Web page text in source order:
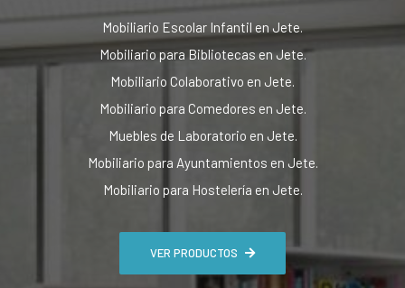
Mobiliario Escolar Infantil en Jete.
Mobiliario para Bibliotecas en Jete.
Mobiliario Colaborativo en Jete.
Mobiliario para Comedores en Jete.
Muebles de Laboratorio en Jete.
Mobiliario para Ayuntamientos en Jete.
Mobiliario para Hostelería en Jete.
VER PRODUCTOS